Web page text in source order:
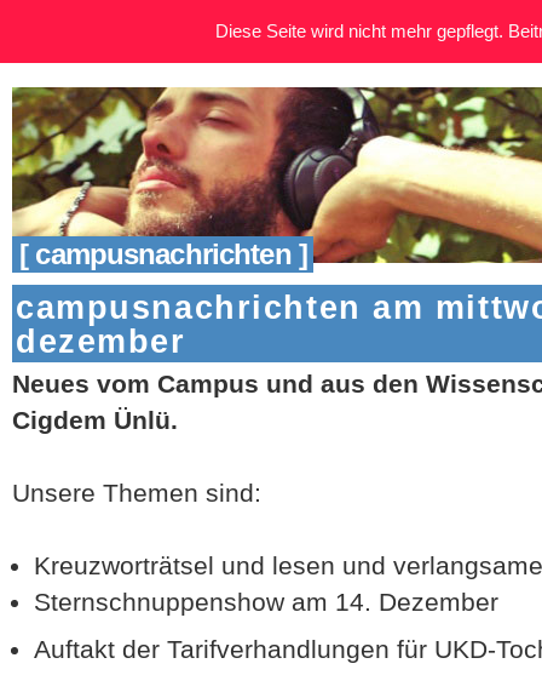
[ campusnachrichten ]
campusnachrichten am
dezember
Neues vom Campus und aus den
Cigdem Ünlü.
Unsere Themen sind:
Kreuzworträtsel und lesen und
Sternschnuppenshow am 14. Dezember
Auftakt der Tarifverhandlungen für UKD-
Diese Seite wird nicht mehr gepflegt.